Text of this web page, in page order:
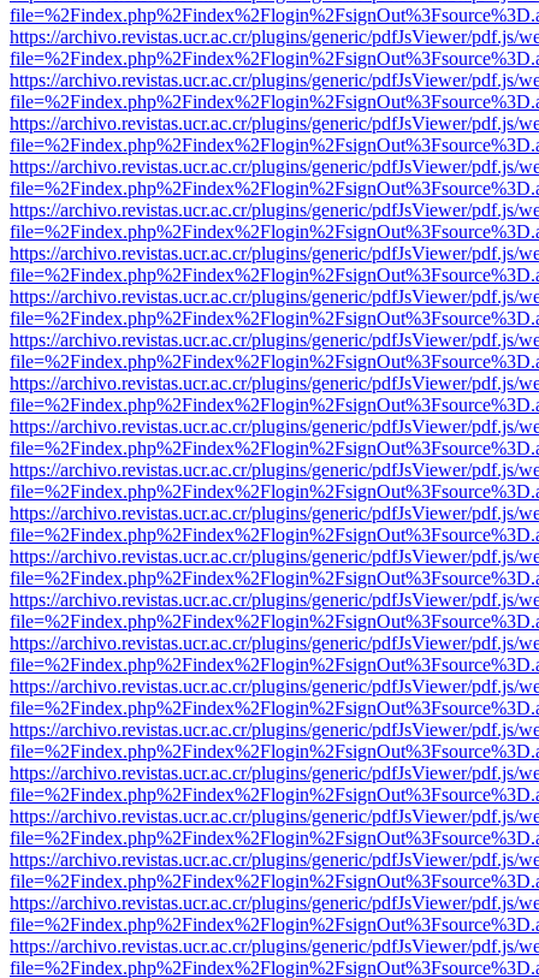
https://archivo.revistas.ucr.ac.cr/plugins/generic/pdfJsViewer/pdf.js/
https://archivo.revistas.ucr.ac.cr/plugins/generic/pdfJsViewer/pdf.js/
https://archivo.revistas.ucr.ac.cr/plugins/generic/pdfJsViewer/pdf.js/
https://archivo.revistas.ucr.ac.cr/plugins/generic/pdfJsViewer/pdf.js/
https://archivo.revistas.ucr.ac.cr/plugins/generic/pdfJsViewer/pdf.js/
https://archivo.revistas.ucr.ac.cr/plugins/generic/pdfJsViewer/pdf.js/
https://archivo.revistas.ucr.ac.cr/plugins/generic/pdfJsViewer/pdf.js/
https://archivo.revistas.ucr.ac.cr/plugins/generic/pdfJsViewer/pdf.js/
https://archivo.revistas.ucr.ac.cr/plugins/generic/pdfJsViewer/pdf.js/
https://archivo.revistas.ucr.ac.cr/plugins/generic/pdfJsViewer/pdf.js/
https://archivo.revistas.ucr.ac.cr/plugins/generic/pdfJsViewer/pdf.js/
https://archivo.revistas.ucr.ac.cr/plugins/generic/pdfJsViewer/pdf.js/
https://archivo.revistas.ucr.ac.cr/plugins/generic/pdfJsViewer/pdf.js/
https://archivo.revistas.ucr.ac.cr/plugins/generic/pdfJsViewer/pdf.js/
https://archivo.revistas.ucr.ac.cr/plugins/generic/pdfJsViewer/pdf.js/
https://archivo.revistas.ucr.ac.cr/plugins/generic/pdfJsViewer/pdf.js/
https://archivo.revistas.ucr.ac.cr/plugins/generic/pdfJsViewer/pdf.js/
https://archivo.revistas.ucr.ac.cr/plugins/generic/pdfJsViewer/pdf.js/
https://archivo.revistas.ucr.ac.cr/plugins/generic/pdfJsViewer/pdf.js/
https://archivo.revistas.ucr.ac.cr/plugins/generic/pdfJsViewer/pdf.js/
https://archivo.revistas.ucr.ac.cr/plugins/generic/pdfJsViewer/pdf.js/
https://archivo.revistas.ucr.ac.cr/plugins/generic/pdfJsViewer/pdf.js/